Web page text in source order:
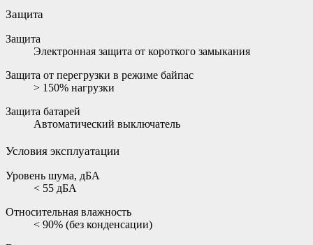
Защита
Защита
Электронная защита от короткого замыкания
Защита от перегрузки в режиме байпас
> 150% нагрузки
Защита батарей
Автоматический выключатель
Условия эксплуатации
Уровень шума, дБА
< 55 дБА
Относительная влажность
< 90% (без конденсации)